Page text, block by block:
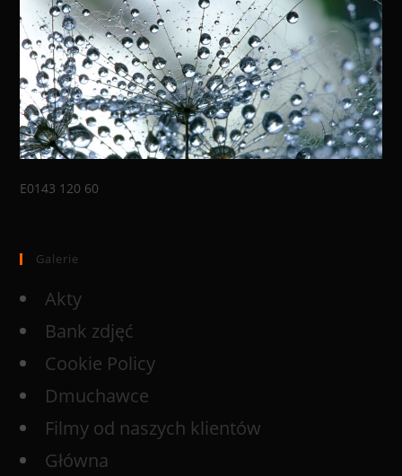
E0143 120 60
Galerie
Akty
Bank zdjęć
Cookie Policy
Dmuchawce
Filmy od naszych klientów
Główna